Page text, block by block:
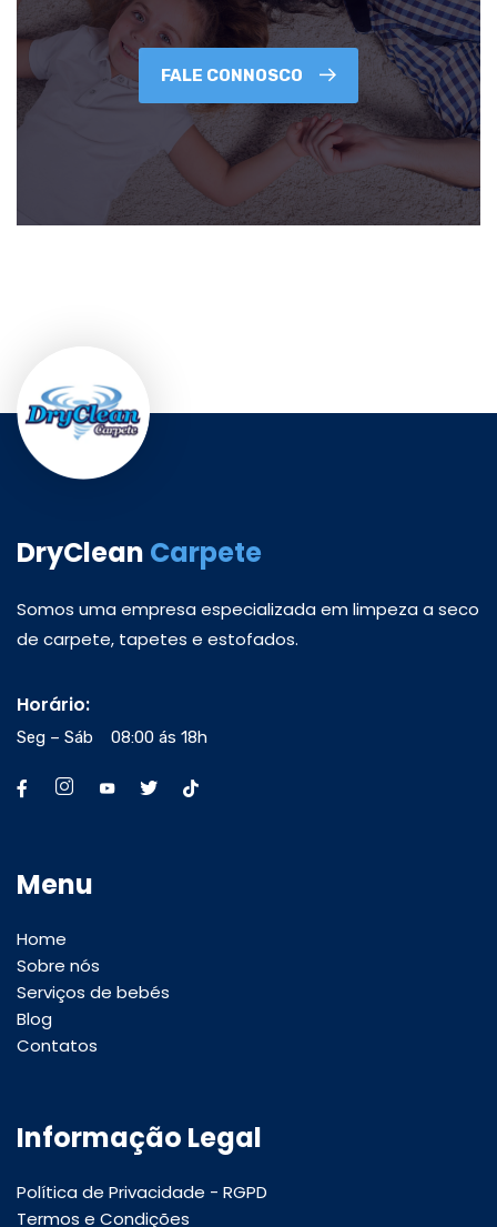
FALE CONNOSCO
DryClean Carpete
Somos uma empresa especializada em limpeza a seco
de carpete, tapetes e estofados.
Horário:
Seg – Sáb 08:00 ás 18h
Menu
Home
Sobre nós
Serviços de bebés
Blog
Contatos
Informação Legal
Política de Privacidade - RGPD
Termos e Condições